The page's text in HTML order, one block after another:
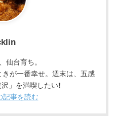
仙台育ち。
が一番幸せ。週末は、五感
」を満喫したい❗
記事を読む